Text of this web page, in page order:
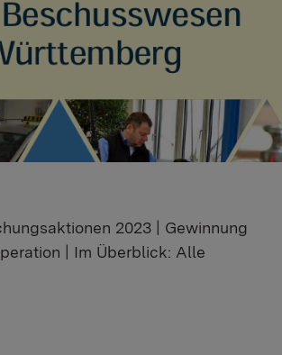
2023 | Gewinnung
| Im Überblick: Alle